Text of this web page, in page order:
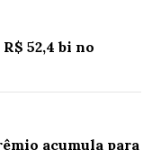
52,4 bi no
acumula para